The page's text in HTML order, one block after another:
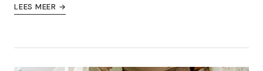
je dat aan.
LEES MEER →